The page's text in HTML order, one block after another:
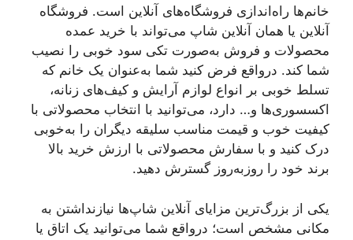
خانم‌ها راه‌اندازی فروشگاه‌های آنلاین است. فروشگاه
آنلاین یا همان آنلاین شاپ می‌تواند با خرید عمده
محصولات و فروش به‌صورت تکی سود خوبی را نصیب
شما کند. درواقع فرض کنید شما به‌عنوان یک خانم که
تسلط خوبی بر انواع لوازم آرایش و کیف‌های زنانه،
اکسسوری‌ها و… دارد، می‌توانید با انتخاب محصولاتی با
کیفیت خوب و قیمت مناسب سلیقه دیگران را به‌خوبی
درک کنید و با سفارش محصولاتی با ارزش خرید بالا
برند خود را روزبه‌روز گسترش دهید.
یکی از بزرگ‌ترین مزایای آنلاین شاپ‌ها نیازنداشتن به
مکانی مشخص است؛ درواقع شما می‌توانید یک اتاق یا